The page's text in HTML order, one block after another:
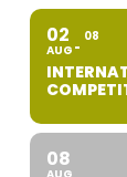
02
AUG
08
08